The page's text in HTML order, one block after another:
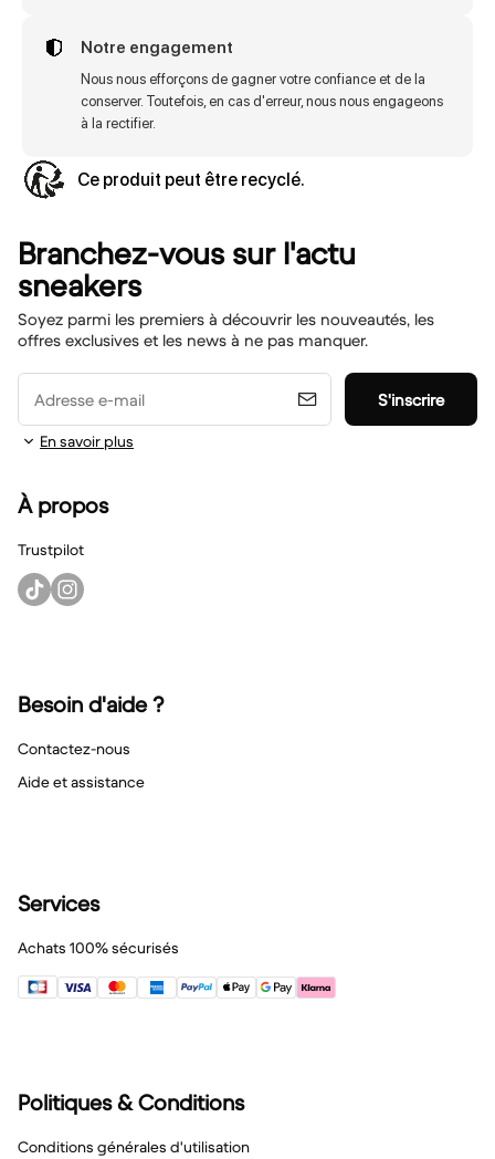
Notre engagement
Nous nous efforçons de gagner votre confiance et de la
conserver. Toutefois, en cas d'erreur, nous nous engageons
à la rectifier.
Ce produit peut être recyclé.
Branchez-vous sur l'actu
sneakers
Soyez parmi les premiers à découvrir les nouveautés, les
offres exclusives et les news à ne pas manquer.
Adresse e-mail S'inscrire
En savoir plus
À propos
Trustpilot
Besoin d'aide ?
Contactez-nous
Aide et assistance
Services
Achats 100% sécurisés
Politiques & Conditions
Conditions générales d'utilisation